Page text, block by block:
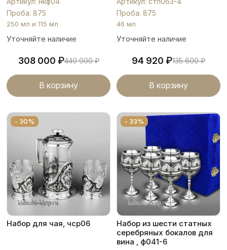
Проба: 875
250 мл и 115 мл
Уточняйте наличие
308 000 ₽440 000₽
В корзину
Проба: 875
46 мл
Уточняйте наличие
94 920 ₽135 600₽
В корзину
- 30%
Набор для чая, чср06
- 33%
Набор из шести статных
серебряных бокалов для
вина , ф041-6